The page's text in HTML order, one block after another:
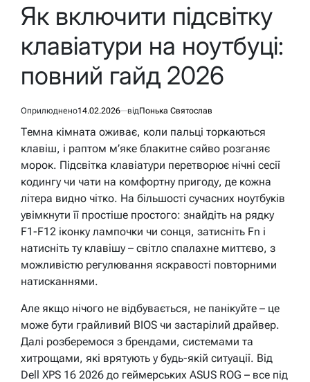
Як включити підсвітку
клавіатури на ноутбуці:
повний гайд 2026
Оприлюднено14.02.2026 відПонька Святослав
Темна кімната оживає, коли пальці торкаються
клавіш, і раптом м’яке блакитне сяйво розганяє
морок. Підсвітка клавіатури перетворює нічні сесії
кодингу чи чати на комфортну пригоду, де кожна
літера видно чітко. На більшості сучасних ноутбуків
увімкнути її простіше простого: знайдіть на рядку
F1-F12 іконку лампочки чи сонця, затисніть Fn і
натисніть ту клавішу – світло спалахне миттєво, з
можливістю регулювання яскравості повторними
натисканнями.
Але якщо нічого не відбувається, не панікуйте – це
може бути грайливий BIOS чи застарілий драйвер.
Далі розберемося з брендами, системами та
хитрощами, які врятують у будь-якій ситуації. Від
Dell XPS 16 2026 до геймерських ASUS ROG – все під